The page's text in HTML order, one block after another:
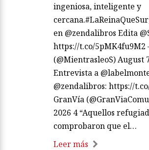
ingeniosa, inteligente y
en @zendalibros Edita
https://t.co/
(@MientrasleoS) August
Entrevista a
@zendalibros: https://
GranVía
2026 4 “Aquellos
comprobaron que el…
Leer más